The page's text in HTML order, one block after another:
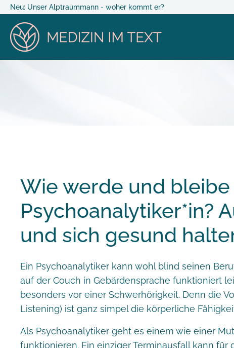
Neu: Unser Alptraummann - woher kommt er?
Wie werde und bleibe
Psychoanalytiker*in?
und sich gesund
Ein Psychoanalytiker kann wohl blind seinen
auf der Couch in Gebärdensprache funktioniert
besonders vor einer Schwerhörigkeit. Denn die
Listening) ist ganz simpel die körperliche
Als Psychoanalytiker geht es einem wie einer
funktionieren. Ein einziger Terminausfall kann